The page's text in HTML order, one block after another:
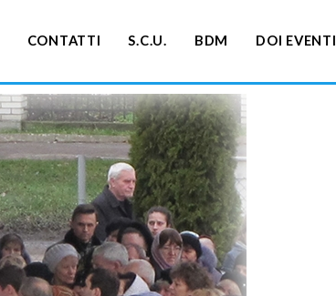
CONTATTI S.C.U. BDM DOI EVENTI